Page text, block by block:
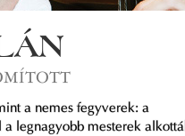
a nemes fegyverek: a
legnagyobb mesterek